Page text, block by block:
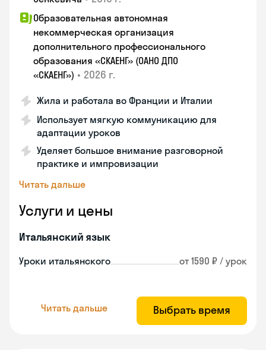
Образовательная автономная
некоммерческая организация
дополнительного профессионального
образования «СКАЕНГ» (ОАНО ДПО
«СКАЕНГ») • 2026 г.
Жила и работала во Франции и Италии
Использует мягкую коммуникацию для
адаптации уроков
Уделяет большое внимание разговорной
практике и импровизации
Читать дальше
Услуги и цены
Итальянский язык
Уроки итальянского от 1590 ₽ / урок
Читать дальше Выбрать время